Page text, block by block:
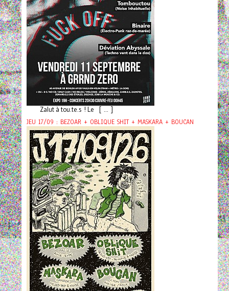
Zalut à tou.te.s ! Le [ ... ]
JEU 17/09 : BEZOAR + OBLIQUE SHIT + MASKARA + BOUCAN